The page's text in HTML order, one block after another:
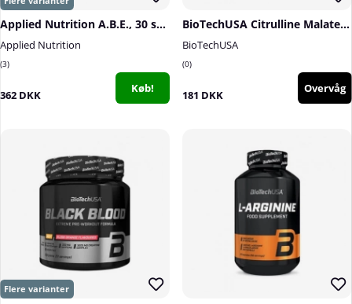
Applied Nutrition A.B.E., 30 serv.
Applied Nutrition
3
362 DKK Køb!
BioTechUSA Citrulline Malate, 90 caps
BioTechUSA
0
181 DKK Overvåg